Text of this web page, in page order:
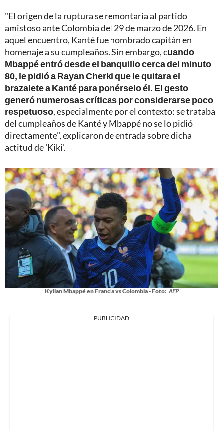
"El origen de la ruptura se remontaría al partido
amistoso ante Colombia del 29 de marzo de 2026. En
aquel encuentro, Kanté fue nombrado capitán en
homenaje a su cumpleaños. Sin embargo, cuando
Mbappé entró desde el banquillo cerca del minuto
80, le pidió a Rayan Cherki que le quitara el
brazalete a Kanté para ponérselo él. El gesto
generó numerosas críticas por considerarse poco
respetuoso, especialmente por el contexto: se trataba
del cumpleaños de Kanté y Mbappé no se lo pidió
directamente", explicaron de entrada sobre dicha
actitud de 'Kiki'.
Kylian Mbappé en Francia vs Colombia - Foto: AFP
PUBLICIDAD